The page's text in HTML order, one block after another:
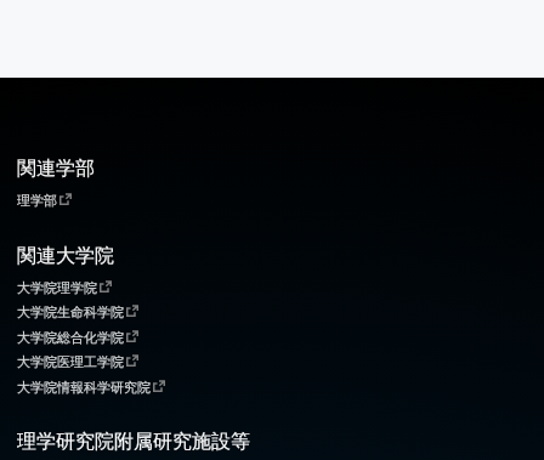
関連学部
理学部
関連大学院
大学院理学院
大学院生命科学院
大学院総合化学院
大学院医理工学院
大学院情報科学研究院
理学研究院附属研究施設等